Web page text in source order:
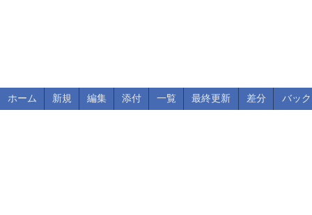
ホーム 新規 編集 添付 一覧 最終更新 差分 バッ